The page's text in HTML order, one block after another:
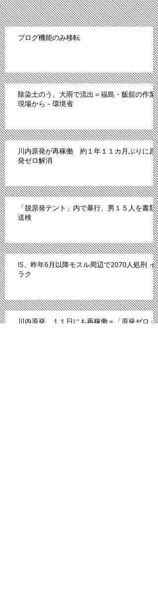
ブログ機能のみ移転
除染土のう、大雨で流出＝福島・飯舘の作業
現場から－環境省
川内原発が再稼働 約１年１１カ月ぶりに原
発ゼロ解消
「脱原発テント」内で暴行、男１５人を書類
送検
IS、昨年6月以降モスル周辺で2070人処刑 イ
ラク
川内原発、１１日にも再稼働＝「原発ゼロ」